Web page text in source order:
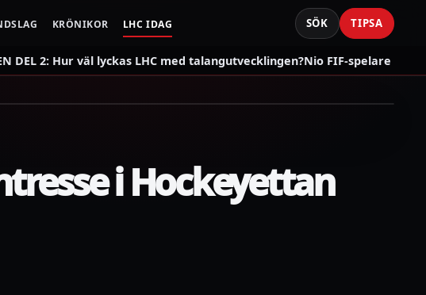
KRÖNIKOR LHC IDAG SÖK TIPSA
DEL 2: Hur väl lyckas LHC med talangutvecklingen?Nio FIF-spelare som
i Hockeyettan